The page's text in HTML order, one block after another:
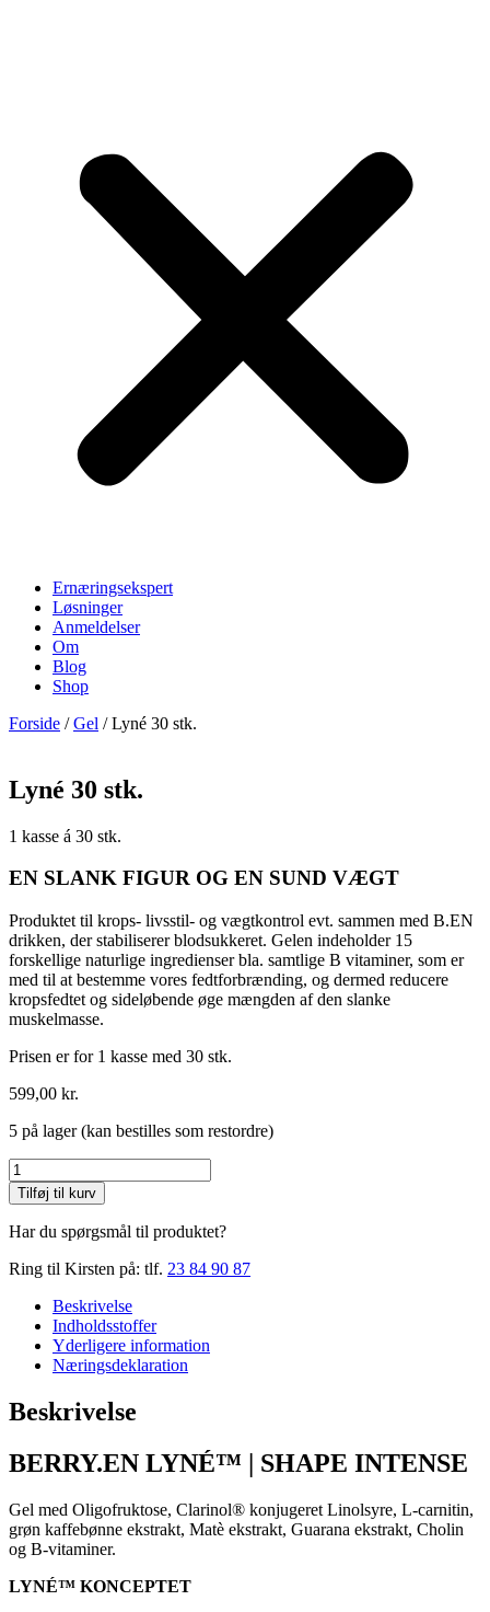
Ernæringsekspert
Løsninger
Anmeldelser
Om
Blog
Shop
Forside /Gel / Lyné 30 stk.
Lyné 30 stk.
1 kasse á 30 stk.
EN SLANK FIGUR OG EN SUND VÆGT
Produktet til krops- livsstil- og vægtkontrol evt. sammen med B.EN
drikken, der stabiliserer blodsukkeret. Gelen indeholder 15
forskellige naturlige ingredienser bla. samtlige B vitaminer, som er
med til at bestemme vores fedtforbrænding, og dermed reducere
kropsfedtet og sideløbende øge mængden af den slanke
muskelmasse.
Prisen er for 1 kasse med 30 stk.
599,00 kr.
5 på lager (kan bestilles som restordre)
Lyné
30
stk.
antal
Tilføj til kurv
Har du spørgsmål til produktet?
Ring til Kirsten på: tlf. 23 84 90 87
Beskrivelse
Indholdsstoffer
Yderligere information
Næringsdeklaration
Beskrivelse
BERRY.EN LYNÉ™ | SHAPE INTENSE
Gel med Oligofruktose, Clarinol® konjugeret Linolsyre, L-carnitin,
grøn kaffebønne ekstrakt, Matè ekstrakt, Guarana ekstrakt, Cholin
og B-vitaminer.
LYNÉ™ KONCEPTET